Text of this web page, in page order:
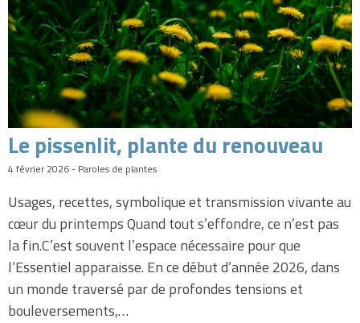
Le pissenlit, plante du renouveau
4 février 2026 - Paroles de plantes
Usages, recettes, symbolique et transmission vivante au
cœur du printemps Quand tout s’effondre, ce n’est pas
la fin.C’est souvent l’espace nécessaire pour que
l’Essentiel apparaisse. En ce début d’année 2026, dans
un monde traversé par de profondes tensions et
bouleversements,…